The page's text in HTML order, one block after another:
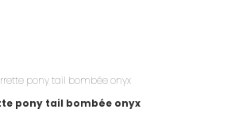
pony tail bombée onyx